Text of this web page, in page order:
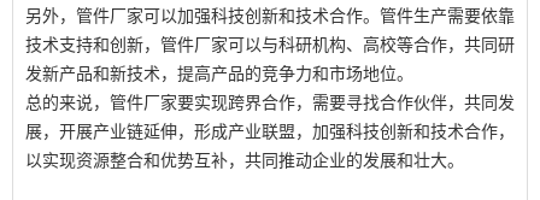
另外，管件厂家可以加强科技创新和技术合作。管件生产需要依靠
技术支持和创新，管件厂家可以与科研机构、高校等合作，共同研
发新产品和新技术，提高产品的竞争力和市场地位。
总的来说，管件厂家要实现跨界合作，需要寻找合作伙伴，共同发
展，开展产业链延伸，形成产业联盟，加强科技创新和技术合作，
以实现资源整合和优势互补，共同推动企业的发展和壮大。